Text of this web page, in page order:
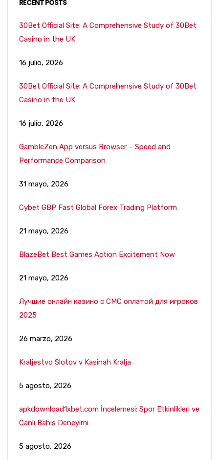
RECENT POSTS
30Bet Official Site: A Comprehensive Study of 30Bet
Casino in the UK
16 julio, 2026
30Bet Official Site: A Comprehensive Study of 30Bet
Casino in the UK
16 julio, 2026
GambleZen App versus Browser – Speed and
Performance Comparison
31 mayo, 2026
Cybet GBP Fast Global Forex Trading Platform
21 mayo, 2026
BlazeBet Best Games Action Excitement Now
21 mayo, 2026
Лучшие онлайн казино с СМС оплатой для игроков
2025
26 marzo, 2026
Kraljestvo Slotov v Kasinah Kralja
5 agosto, 2026
apkdownload1xbet.com İncelemesi: Spor Etkinlikleri ve
Canlı Bahis Deneyimi
5 agosto, 2026